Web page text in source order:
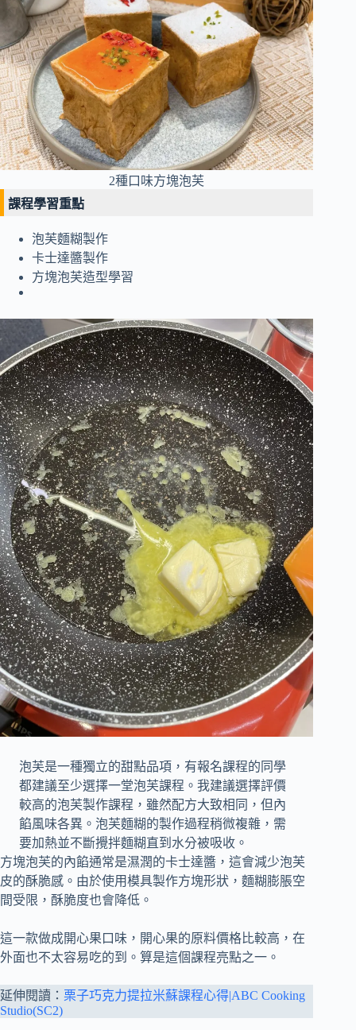
2種口味方塊泡芙
課程學習重點
泡芙麵糊製作
卡士達醬製作
方塊泡芙造型學習
泡芙是一種獨立的甜點品項，有報名課程的同學
都建議至少選擇一堂泡芙課程。我建議選擇評價
較高的泡芙製作課程，雖然配方大致相同，但內
餡風味各異。泡芙麵糊的製作過程稍微複雜，需
要加熱並不斷攪拌麵糊直到水分被吸收。
方塊泡芙的內餡通常是濕潤的卡士達醬，這會減少泡芙
皮的酥脆感。由於使用模具製作方塊形狀，麵糊膨脹空
間受限，酥脆度也會降低。
這一款做成開心果口味，開心果的原料價格比較高，在
外面也不太容易吃的到。算是這個課程亮點之一。
延伸閱讀： 栗子巧克力提拉米蘇課程心得|ABC Cooking
Studio(SC2)